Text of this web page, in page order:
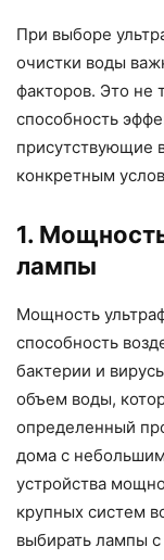
При выборе
очистки воды
факторов. Это не
способность
присутствующие
конкретным
1.
лампы
Мощность
способность
бактерии и
объем воды,
определенный
дома с
устройства
крупных систем
выбирать лампы